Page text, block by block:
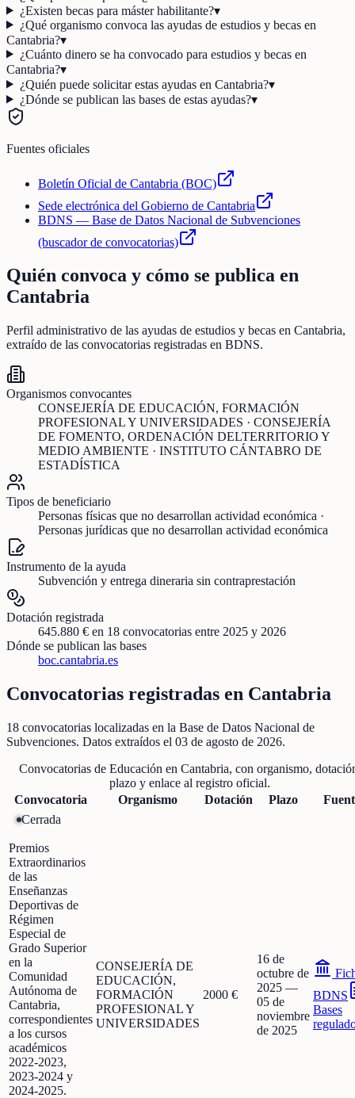
¿Existen becas para máster habilitante?▾
¿Qué organismo convoca las ayudas de estudios y becas en
Cantabria?▾
¿Cuánto dinero se ha convocado para estudios y becas en
Cantabria?▾
¿Quién puede solicitar estas ayudas en Cantabria?▾
¿Dónde se publican las bases de estas ayudas?▾
Fuentes oficiales
Boletín Oficial de Cantabria (BOC)
Sede electrónica del Gobierno de Cantabria
BDNS — Base de Datos Nacional de Subvenciones
(buscador de convocatorias)
Quién convoca y cómo se publica en
Cantabria
Perfil administrativo de las ayudas de estudios y becas en Cantabria,
extraído de las convocatorias registradas en BDNS.
Organismos convocantes
CONSEJERÍA DE EDUCACIÓN, FORMACIÓN
PROFESIONAL Y UNIVERSIDADES · CONSEJERÍA
DE FOMENTO, ORDENACIÓN DELTERRITORIO Y
MEDIO AMBIENTE · INSTITUTO CÁNTABRO DE
ESTADÍSTICA
Tipos de beneficiario
Personas físicas que no desarrollan actividad económica ·
Personas jurídicas que no desarrollan actividad económica
Instrumento de la ayuda
Subvención y entrega dineraria sin contraprestación
Dotación registrada
645.880 € en 18 convocatorias entre 2025 y 2026
Dónde se publican las bases
boc.cantabria.es
Convocatorias registradas en Cantabria
18 convocatorias localizadas en la Base de Datos Nacional de
Subvenciones. Datos extraídos el 03 de agosto de 2026.
Convocatorias de Educación en Cantabria, con organismo,
plazo y enlace al registro oficial.
Convocatoria
Organismo Dotación Plazo
Cerrada
Premios
Extraordinarios
de las
Enseñanzas
Deportivas de
Régimen
Especial de
Grado Superior
en la
Comunidad
Autónoma de
Cantabria,
correspondientes
a los cursos
académicos
2022-2023,
2023-2024 y
2024-2025.
CONSEJERÍA DE
EDUCACIÓN,
FORMACIÓN
PROFESIONAL Y
UNIVERSIDADES
2000 €
16 de
octubre de
2025 —
05 de
noviembre
de 2025
BDNS
Bases